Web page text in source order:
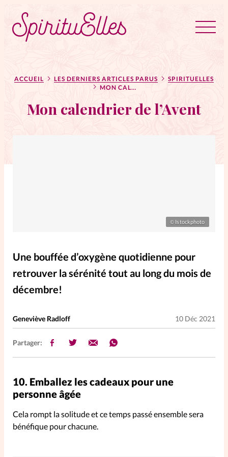
Tous les articles
Actus
Actus au féminin
Entre4yeux
L'anecdote
Lifestyle
Littérature
PersonnElles
RelationnElles
Shopping Spi
ACCUEIL LES DERNIERS ARTICLES PARUS
SPIRITUELLES
MON CALENDRIER DE L’AVENT
Mon calendrier de l’Avent
© Istockphoto
Une bouffée d’oxygène quotidienne pour
retrouver la sérénité tout au long du mois de
décembre!
Geneviève Radloff 10 Déc 2021
Partager:
10. Emballez les cadeaux pour une
personne âgée
Cela rompt la solitude et ce temps passé ensemble sera
bénéfique pour chacune.